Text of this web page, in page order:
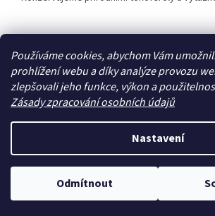
Používáme cookies, abychom Vám
prohlížení webu a díky analýze provozu
zlepšovali jeho funkce, výkon a
Zásady zpracování osobních údajů
Nastavení
Odmítnout
Zboží.cz Heureka.cz
Vytvořil Shoptet
Copyright 2026 . Všechna